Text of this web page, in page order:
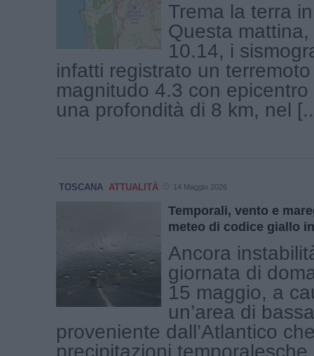
Trema la terra
Questa
10.14, i
infatti registrato un
magnitudo 4.3 con
una profondità di 8 km, nel
TOSCANA ATTUALITÀ 14 Maggio 2026
Temporali, vento e
meteo di codice giallo
Ancora
giornata di
15 maggio, a
un’area di
proveniente dall’Atlantico
precipitazioni temporalesche